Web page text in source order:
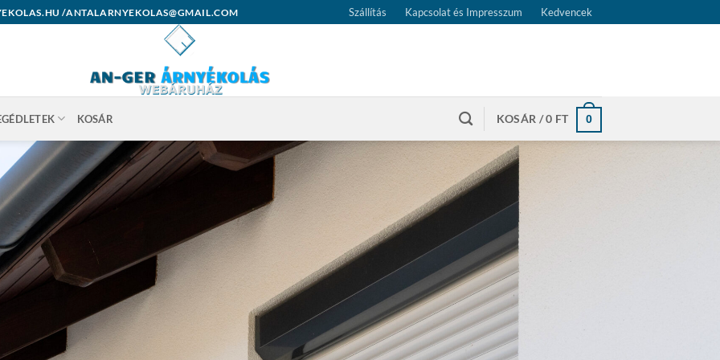
/ANTALARNYEKOLAS@GMAIL.COM Szállítás Kapcsolat és Impresszum Kedvencek
KOSÁR /0 FT 0
KOSÁR